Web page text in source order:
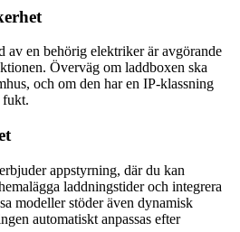
av en behörig elektriker är avgörande
Överväg om laddboxen ska
och om den har en IP-klassning
fukt.
appstyrning, där du kan
laddningstider och integrera
modeller stöder även dynamisk
automatiskt anpassas efter